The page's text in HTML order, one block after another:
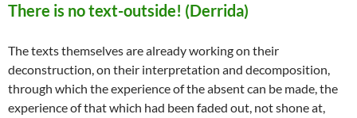
There is no text-outside! (Derrida)
The texts themselves are already working on their
deconstruction, on their interpretation and decomposition,
through which the experience of the absent can be made, the
experience of that which had been faded out, not shone at,